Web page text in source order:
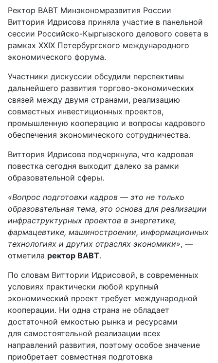
Ректор ВАВТ Минэкономразвития России
Виттория Идрисова приняла участие в панельной
сессии Российско-Кыргызского делового совета в
рамках XXIX Петербургского международного
экономического форума.
Участники дискуссии обсудили перспективы
дальнейшего развития торгово-экономических
связей между двумя странами, реализацию
совместных инвестиционных проектов,
промышленную кооперацию и вопросы кадрового
обеспечения экономического сотрудничества.
Виттория Идрисова подчеркнула, что кадровая
повестка сегодня выходит далеко за рамки
образовательной сферы.
«Вопрос подготовки кадров — это не только
образовательная тема, это основа для реализации
инфраструктурных проектов в энергетике,
фармацевтике, машиностроении, информационных
технологиях и других отраслях экономики», —
отметила ректор ВАВТ.
По словам Виттории Идрисовой, в современных
условиях практически любой крупный
экономический проект требует международной
кооперации. Ни одна страна не обладает
достаточной емкостью рынка и ресурсами
для самостоятельной реализации всех
направлений развития, поэтому особое значение
приобретает совместная подготовка